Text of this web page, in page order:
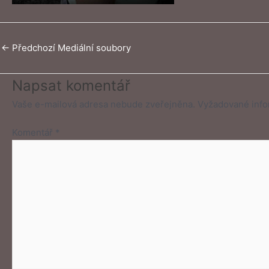
← Předchozí Mediální soubory
Napsat komentář
Vaše e-mailová adresa nebude zveřejněna. Vyžadované
Komentář *